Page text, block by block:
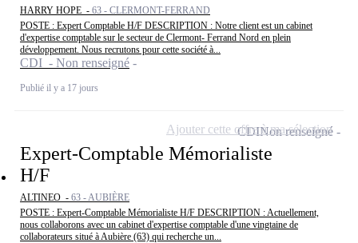
HARRY HOPE - 63 - CLERMONT-FERRAND
POSTE : Expert Comptable H/F DESCRIPTION : Notre client est un cabinet
d'expertise comptable sur le secteur de Clermont- Ferrand Nord en plein
développement. Nous recrutons pour cette société à...
CDI - Non renseigné
Publié il y a 17 jours
Expert-Comptable Mémorialiste
H/F
ALTINEO - 63 - AUBIÈRE
POSTE : Expert-Comptable Mémorialiste H/F DESCRIPTION : Actuellement,
nous collaborons avec un cabinet d'expertise comptable d'une vingtaine de
collaborateurs situé à Aubière (63) qui recherche un...
CDINon renseigné
Ajouter cette offre à ma sélection